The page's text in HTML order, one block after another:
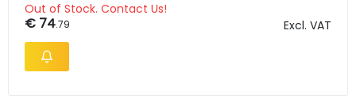
Out of Stock. Contact Us!
€ 74.79 Excl. VAT